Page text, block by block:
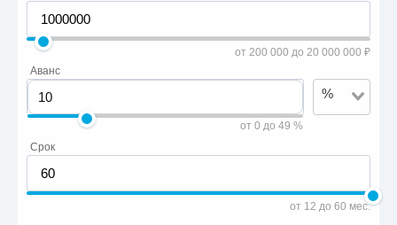
от 200 000 до 20 000 000 ₽
Аванс
от 0 до 49 %
%
Срок
от 12 до 60 мес.